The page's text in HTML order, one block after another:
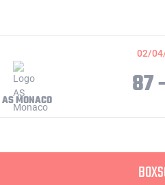
02/
AS MONACO 87